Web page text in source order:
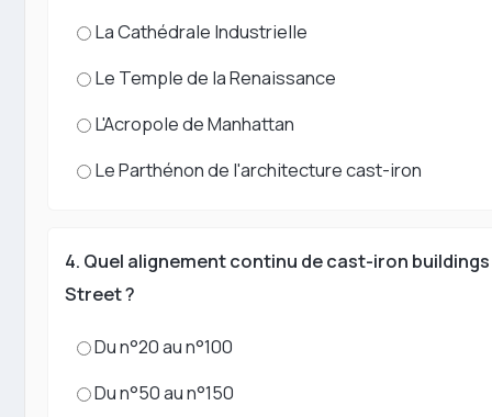
La Cathédrale Industrielle
Le Temple de la Renaissance
L'Acropole de Manhattan
Le Parthénon de l'architecture cast-iron
4. Quel alignement continu de cast-iron
Street ?
Du n°20 au n°100
Du n°50 au n°150